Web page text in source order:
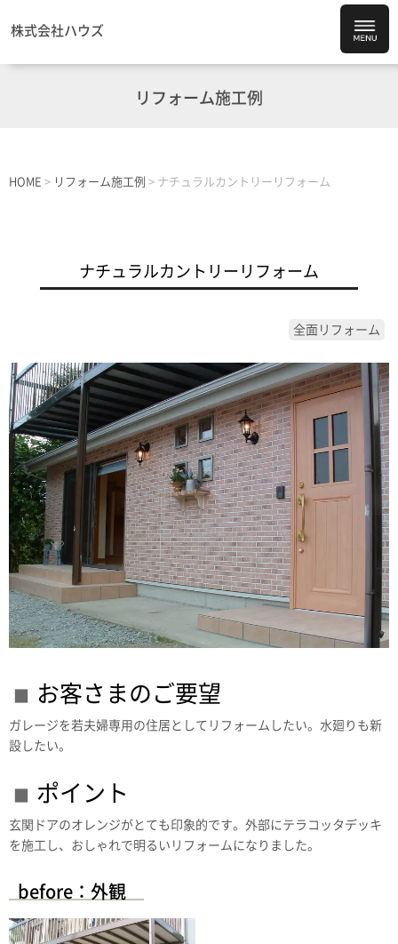
株式会社ハウズ
リフォーム施工例
HOME > リフォーム施工例 > ナチュラルカントリーリフォーム
ナチュラルカントリーリフォーム
全面リフォーム
お客さまのご要望
ガレージを若夫婦専用の住居としてリフォームしたい。水廻りも新
設したい。
ポイント
玄関ドアのオレンジがとても印象的です。外部にテラコッタデッキ
を施工し、おしゃれで明るいリフォームになりました。
before：外観